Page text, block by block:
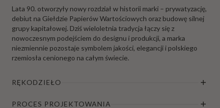
Lata 90. otworzyły nowy rozdział w historii marki – prywatyzację,
debiut na Giełdzie Papierów Wartościowych oraz budowę silnej
grupy kapitałowej. Dziś wieloletnia tradycja łączy się z
nowoczesnym podejściem do designu i produkcji, a marka
niezmiennie pozostaje symbolem jakości, elegancji i polskiego
rzemiosła cenionego na całym świecie.
RĘKODZIEŁO
PROCES PROJEKTOWANIA